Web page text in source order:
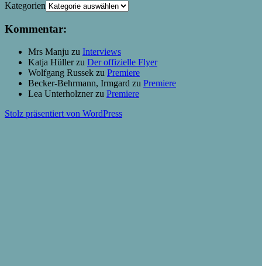
Kategorien
Kommentar:
Mrs Manju zu Interviews
Katja Hüllerzu Der offizielle Flyer
Wolfgang Russek zu Premiere
Becker-Behrmann, Irmgard zu Premiere
Lea Unterholznerzu Premiere
Stolz präsentiert von WordPress